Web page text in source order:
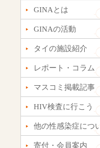
GINAとは
GINAの活動
タイの施設紹介
レポート・コラム
マスコミ掲載記事
HIV検査に行こう
他の性感染症につ
寄付・会員案内